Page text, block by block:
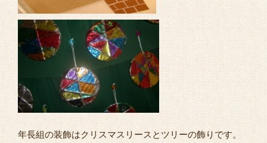
年長組の装飾はクリスマスリースとツリーの飾りです。